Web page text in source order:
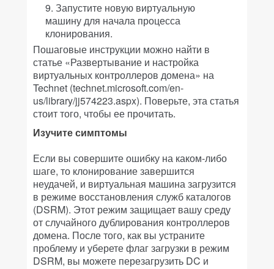
Запустите новую виртуальную
машину для начала процесса
клонирования.
Пошаговые инструкции можно найти в
статье «Развертывание и настройка
виртуальных контроллеров домена» на
Technet (technet.microsoft.com/en-
us/library/jj574223.aspx). Поверьте, эта статья
стоит того, чтобы ее прочитать.
Изучите симптомы
Если вы совершите ошибку на каком-либо
шаге, то клонирование завершится
неудачей, и виртуальная машина загрузится
в режиме восстановления служб каталогов
(DSRM). Этот режим защищает вашу среду
от случайного дублирования контроллеров
домена. После того, как вы устраните
проблему и уберете флаг загрузки в режим
DSRM, вы можете перезагрузить DC и